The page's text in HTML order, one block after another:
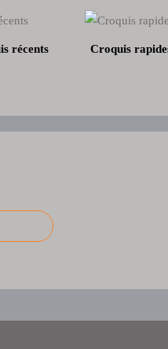
récents
Croquis